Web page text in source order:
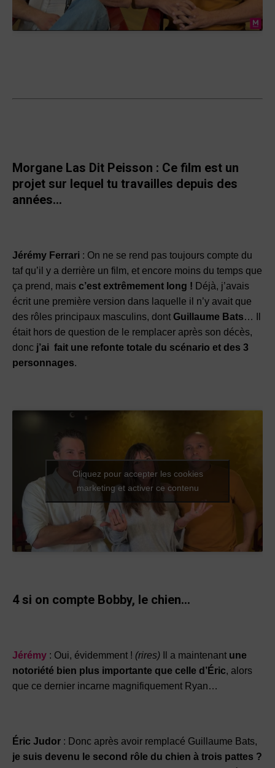
Morgane Las Dit Peisson : Ce film est un
projet sur lequel tu travailles depuis des
années…
Jérémy Ferrari : On ne se rend pas toujours compte du
taf qu’il y a derrière un film, et encore moins du temps que
ça prend, mais c’est extrêmement long ! Déjà, j’avais
écrit une première version dans laquelle il n’y avait que
des rôles principaux masculins, dont Guillaume Bats… Il
était hors de question de le remplacer après son décès,
donc j’ai fait une refonte totale du scénario et des 3
personnages.
Cliquez pour accepter les cookies
marketing et activer ce contenu
4 si on compte Bobby, le chien…
Jérémy : Oui, évidemment ! (rires) Il a maintenant une
notoriété bien plus importante que celle d’Éric, alors
que ce dernier incarne magnifiquement Ryan…
Éric Judor : Donc après avoir remplacé Guillaume Bats,
je suis devenu le second rôle du chien à trois pattes ?